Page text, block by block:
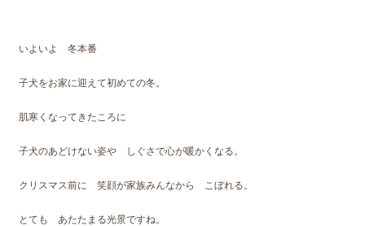
いよいよ 冬本番
子犬をお家に迎えて初めての冬。
肌寒くなってきたころに
子犬のあどけない姿や しぐさで心が暖かくなる。
クリスマス前に 笑顔が家族みんなから こぼれる。
とても あたたまる光景ですね。